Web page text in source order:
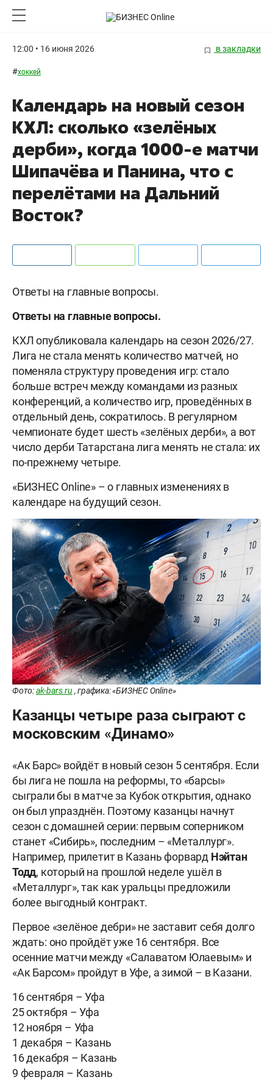
12:00 • 16 июня 2026 в закладки
#хоккей
Календарь на новый сезон
КХЛ: сколько «зелёных
дерби», когда 1000-е матчи
Шипачёва и Панина, что с
перелётами на Дальний
Восток?
Ответы на главные вопросы.
Ответы на главные вопросы.
КХЛ опубликовала календарь на сезон 2026/27.
Лига не стала менять количество матчей, но
поменяла структуру проведения игр: стало
больше встреч между командами из разных
конференций, а количество игр, проведённых в
отдельный день, сократилось. В регулярном
чемпионате будет шесть «зелёных дерби», а вот
число дерби Татарстана лига менять не стала: их
по-прежнему четыре.
«БИЗНЕС Online» – о главных изменениях в
календаре на будущий сезон.
Фото:ak-bars.ru, графика: «БИЗНЕС Online»
Казанцы четыре раза сыграют с
московским «Динамо»
«Ак Барс» войдёт в новый сезон 5 сентября. Если
бы лига не пошла на реформы, то «барсы»
сыграли бы в матче за Кубок открытия, однако
он был упразднён. Поэтому казанцы начнут
сезон с домашней серии: первым соперником
станет «Сибирь», последним – «Металлург».
Например, прилетит в Казань форвард Нэйтан
Тодд, который на прошлой неделе ушёл в
«Металлург», так как уральцы предложили
более выгодный контракт.
Первое «зелёное дебри» не заставит себя долго
ждать: оно пройдёт уже 16 сентября. Все
осенние матчи между «Салаватом Юлаевым» и
«Ак Барсом» пройдут в Уфе, а зимой – в Казани.
16 сентября – Уфа
25 октября – Уфа
12 ноября – Уфа
1 декабря – Казань
16 декабря – Казань
9 февраля – Казань